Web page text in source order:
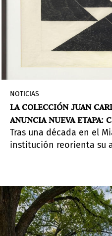
NOTICIAS
LA COLECCIÓN JUAN
ANUNCIA NUEVA ETAPA:
MIAMI
Tras una década en el
institución reorienta su